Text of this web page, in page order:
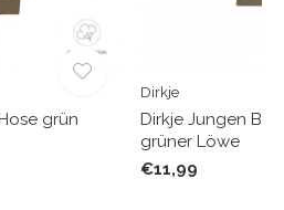
grün
Dirkje
Dirkje Jungen
grüner Löwe
€11,99